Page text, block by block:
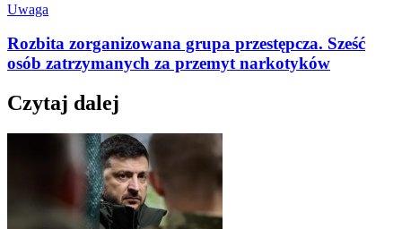
Uwaga
Rozbita zorganizowana grupa przestępcza. Sześć
osób zatrzymanych za przemyt narkotyków
Czytaj dalej